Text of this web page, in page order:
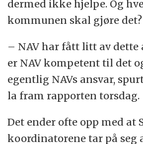
dermed ikke hjelpe. Og
kommunen skal gjøre det?
– NAV har fått litt av dette
er NAV kompetent til det
egentlig NAVs ansvar,
la fram rapporten torsdag.
Det ender ofte opp med at
koordinatorene tar på seg